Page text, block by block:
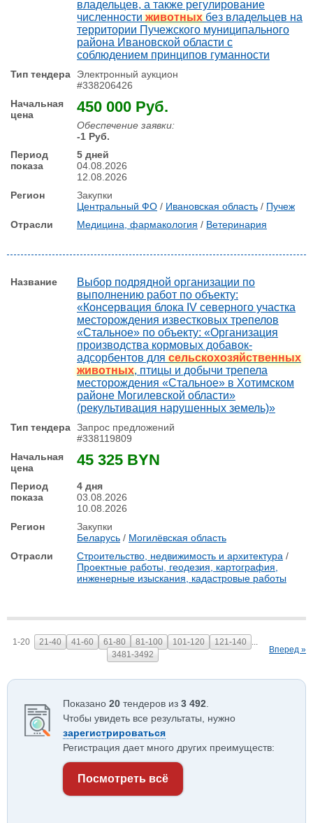
владельцев, а также регулирование
численностиживотныхбез владельцев на
территории Пучежского муниципального
района Ивановской области с
соблюдением принципов гуманности
Электронный аукцион
#338206426
450 000 Руб.
Обеспечение заявки:
-1 Руб.
5 дней
04.08.2026
12.08.2026
Закупки
Центральный ФО / Ивановская область / Пучеж
Медицина, фармакология / Ветеринария
Выбор подрядной организации по
выполнению работ по объекту:
«Консервация блока IV северного участка
месторождения известковых трепелов
«Стальное» по объекту: «Организация
производства кормовых добавок-
адсорбентов длясельскохозяйственных
животных, птицы и добычи трепела
месторождения «Стальное» в Хотимском
районе Могилевской области»
(рекультивация нарушенных земель)»
Запрос предложений
#338119809
45 325 BYN
4 дня
03.08.2026
10.08.2026
Закупки
Беларусь / Могилёвская область
Строительство, недвижимость и архитектура /
Проектные работы, геодезия, картография,
инженерные изыскания, кадастровые работы
1-20 21-40 41-60 61-80 81-100 101-120 121-140
...
3481-3492
Вперед »
Показано 20 тендеров из 3 492.
Чтобы увидеть все результаты, нужно
зарегистрироваться
Регистрация дает много других преимуществ:
Посмотреть всё